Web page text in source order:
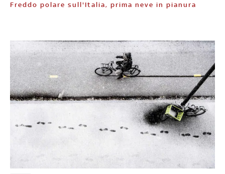
Freddo polare sull'Italia, prima neve in pianura